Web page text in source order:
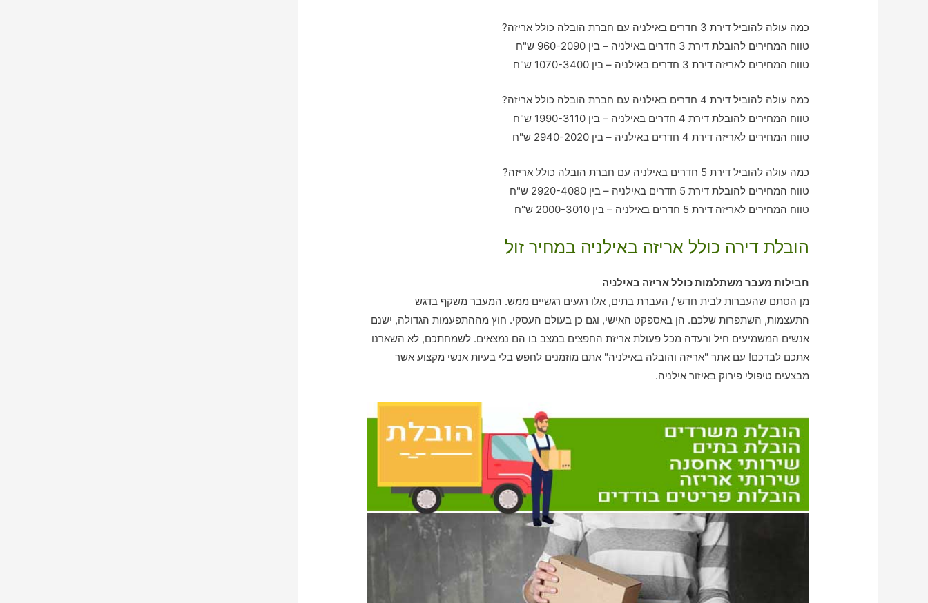
כמה עולה להוביל דירת 3 חדרים באילניה עם חברת הובלה כולל אריזה?
טווח המחירים להובלת דירת 3 חדרים באילניה – בין 960-2090 ש"ח
טווח המחירים לאריזה דירת 3 חדרים באילניה – בין 1070-3400 ש"ח
כמה עולה להוביל דירת 4 חדרים באילניה עם חברת הובלה כולל אריזה?
טווח המחירים להובלת דירת 4 חדרים באילניה – בין 1990-3110 ש"ח
טווח המחירים לאריזה דירת 4 חדרים באילניה – בין 2940-2020 ש"ח
כמה עולה להוביל דירת 5 חדרים באילניה עם חברת הובלה כולל אריזה?
טווח המחירים להובלת דירת 5 חדרים באילניה – בין 2920-4080 ש"ח
טווח המחירים לאריזה דירת 5 חדרים באילניה – בין 2000-3010 ש"ח
הובלת דירה כולל אריזה באילניה במחיר זול
חבילות מעבר משתלמות כולל אריזה באילניה
מן הסתם שהעברות לבית חדש / העברת בתים, אלו רגעים רגשיים ממש. המעבר משקף בדגש
התעצמות, השתפרות שלכם. הן באספקט האישי, וגם כן בעולם העסקי. חוץ מההתפעמות הגדולה, ישנם
אנשים המשמיעים חיל ורעדה מכל פעולת אריזת החפצים במצב בו הם נמצאים. לשמחתכם, לא השארנו
אתכם לבדכם! עם אתר "אריזה והובלה באילניה" אתם מוזמנים לחפש בלי בעיות אנשי מקצוע אשר
מבצעים טיפולי פירוק באיזור אילניה.